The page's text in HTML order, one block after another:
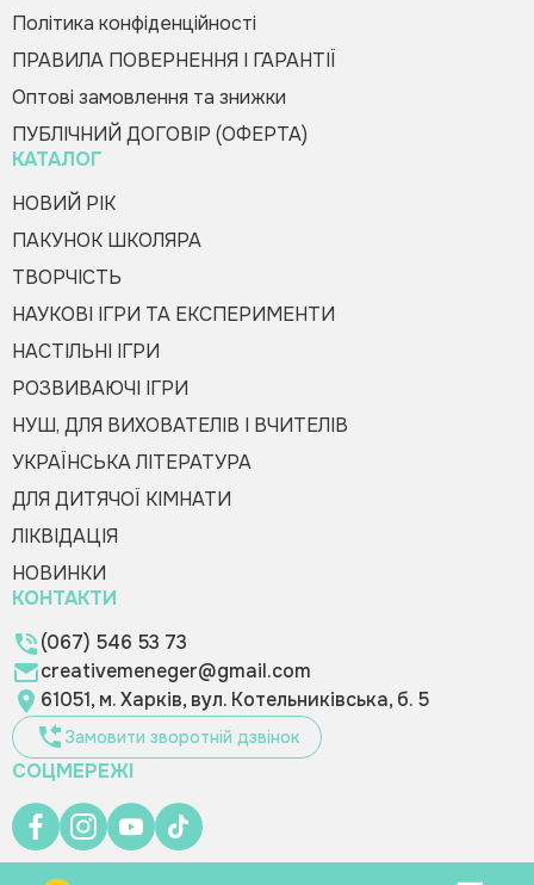
Оформити замовлення
Політика конфіденційності
ПРАВИЛА ПОВЕРНЕННЯ І ГАРАНТІЇ
Оптові замовлення та знижки
ПУБЛІЧНИЙ ДОГОВІР (ОФЕРТА)
КАТАЛОГ
НОВИЙ РІК
ПАКУНОК ШКОЛЯРА
ТВОРЧІСТЬ
НАУКОВІ ІГРИ ТА ЕКСПЕРИМЕНТИ
НАСТІЛЬНІ ІГРИ
РОЗВИВАЮЧІ ІГРИ
НУШ, ДЛЯ ВИХОВАТЕЛІВ І ВЧИТЕЛІВ
УКРАЇНСЬКА ЛІТЕРАТУРА
ДЛЯ ДИТЯЧОЇ КІМНАТИ
ЛІКВІДАЦІЯ
НОВИНКИ
КОНТАКТИ
(067) 546 53 73
creativemeneger@gmail.com
61051, м. Харків, вул. Котельниківська, б. 5
Замовити зворотній дзвінок
СОЦМЕРЕЖІ